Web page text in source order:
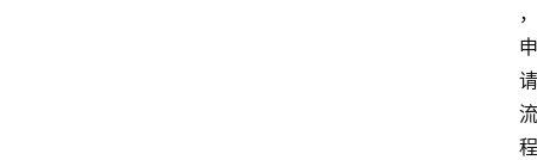
，
申
请
流
程